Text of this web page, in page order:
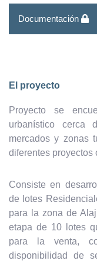
Documentación
El proyecto
Proyecto se
urbanístico cerca
mercados y zonas
diferentes proyectos
Consiste en
de lotes
para la zona de
etapa de 10 lotes
para la venta,
disponibilidad de